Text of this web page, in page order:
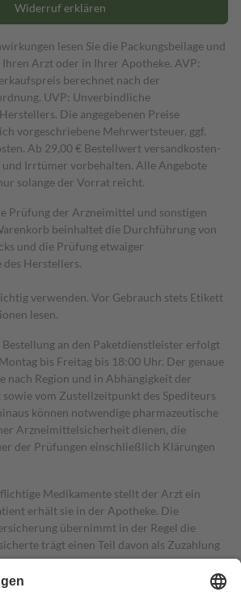
Widerruf erklären
lesen Sie die Packungsbeilage und
Arzt oder in Ihrer Apotheke. AVP:
berechnet nach der
UVP: Unverbindliche
Die angegebenen Preise
vorgeschriebene Mehrwertsteuer, ggf.
Ab 29,00 € Bestell­wert versand­kosten­
Irrtümer vorbehalten. Alle Angebote
solange der Vorrat reicht.
Prüfung der Arzneimittel und sonstigen
beinhaltet die Durchführung von
und die Prüfung etwaiger
Herstellers.
verwenden. Vor Gebrauch stets Etikett
lesen.
an den Paketdienstleister erfolgt
bis Freitag bis 18:00 Uhr. Der genaue
nach Region und in Abhängigkeit der
vom Zustellzeitpunkt des Spediteurs
können notwendige pharmazeutische
Arzneimittelsicherheit dienen, die
der Prüfungen einschließlich Klärungen
Medikamente stellt der Arzt ein
erhält sie in der Apotheke. Die
übernimmt in der Regel die
trägt einen Teil davon als Zuzahlung
Zuzahlungen in Höhe von zehn